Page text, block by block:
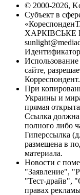
© 2000-2026,
Субъект в
ХАРКІВСЬКЕ
сайте,
При
Украины и
прямая
Ссылка должна
полного либо
Гиперссылка
размещена в
материала.
Новости с
"Заявление",
"Тест-драйв",
правах